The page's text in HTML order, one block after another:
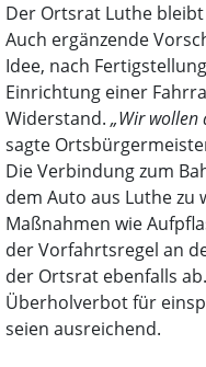
Der Ortsrat Luthe
Auch ergänzende
Idee, nach
Einrichtung einer
Widerstand. „Wir wollen
sagte
Die Verbindung zum
dem Auto aus Luthe zu
Maßnahmen wie
der Vorfahrtsregel an
der Ortsrat ebenfalls
Überholverbot für
seien ausreichend.